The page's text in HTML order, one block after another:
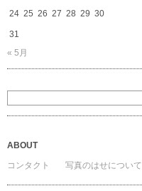
24 25 26 27 28 29 30
31
« 5月
ABOUT
コンタクト
写真のはせについて